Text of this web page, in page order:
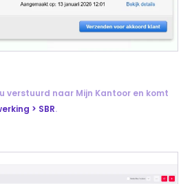
verstuurd naar Mijn Kantoor en komt
> SBR.